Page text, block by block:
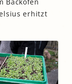
Backofen
erhitzt